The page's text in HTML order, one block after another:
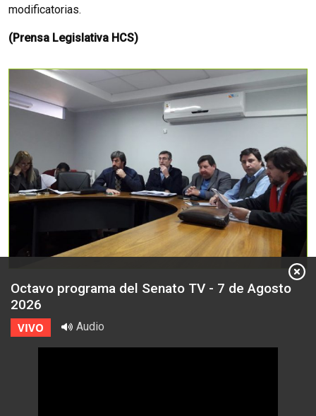
modificatorias.
(Prensa Legislativa HCS)
Octavo programa del Senato TV - 7 de Agosto
2026
VIVO Audio